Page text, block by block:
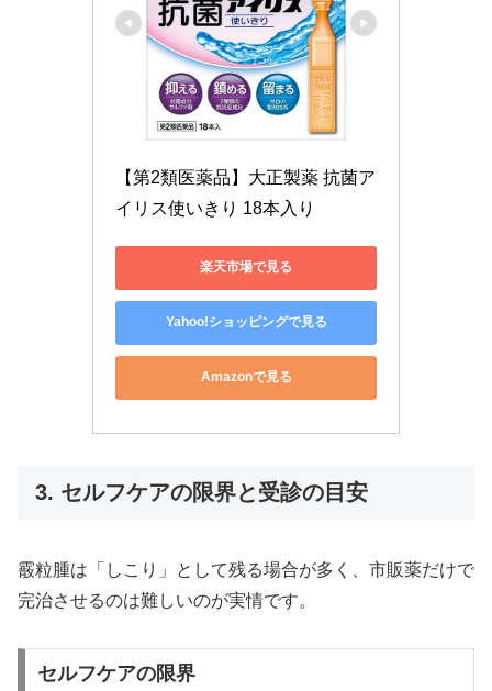
【第2類医薬品】大正製薬 抗菌ア
イリス使いきり 18本入り
楽天市場で見る
Yahoo!ショッピングで見る
Amazonで見る
3. セルフケアの限界と受診の目安
霰粒腫は「しこり」として残る場合が多く、市販薬だけで
完治させるのは難しいのが実情です。
セルフケアの限界